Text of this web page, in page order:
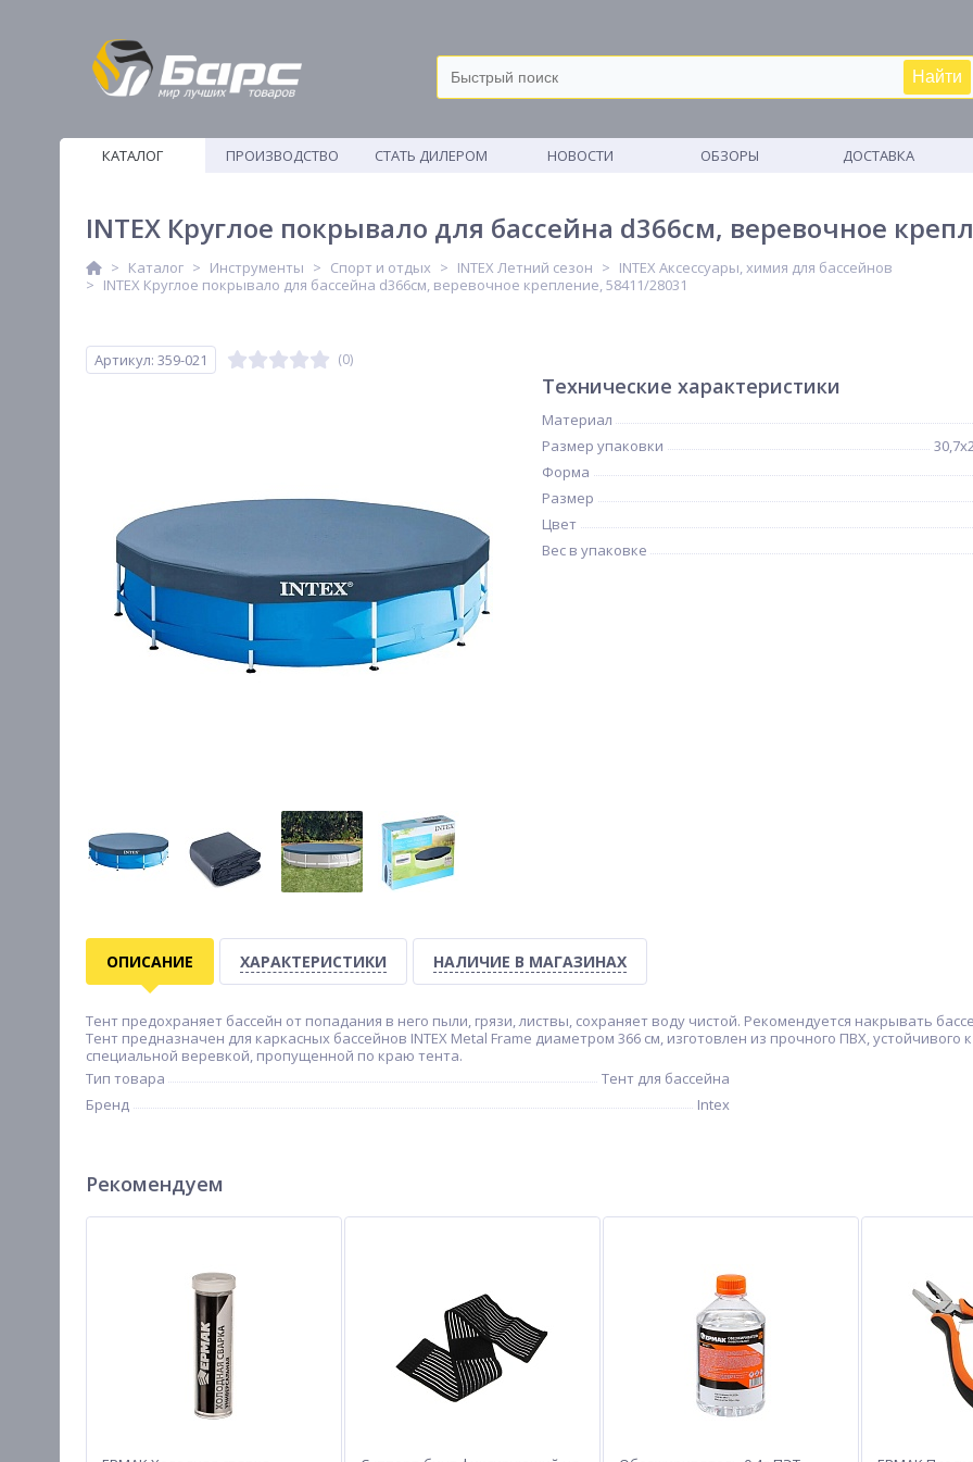
Найти
КАТАЛОГ
ПРОИЗВОДСТВО
СТАТЬ ДИЛЕРОМ НОВОСТИ ОБЗОРЫ ДОСТАВКА
INTEX Круглое покрывало для бассейна d366см, веревочное
Каталог Инструменты Спорт и отдых INTEX Летний сезон
INTEX Аксессуары, химия для бассейнов
INTEX Круглое покрывало для бассейна d366см, веревочное крепление, 58411/28031
Артикул: 359-021 (0)
Технические характеристики
Материал
Размер упаковки
Форма
Размер
Цвет
Вес в упаковке
ОПИСАНИЕ ХАРАКТЕРИСТИКИ НАЛИЧИЕ В МАГАЗИНАХ
Тент предохраняет бассейн от попадания в него пыли, грязи, листвы, сохраняет воду чистой. Рекомендуется накрывать
Тент предназначен для каркасных бассейнов INTEX Metal Frame диаметром 366 см, изготовлен из прочного ПВХ,
специальной веревкой, пропущенной по краю тента.
Тип товара
Тент для бассейна
Бренд
Intex
Рекомендуем